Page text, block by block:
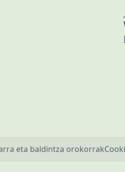
eta baldintza orokorrak